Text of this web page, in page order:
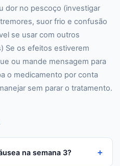
dor no pescoço (investigar
suor frio e confusão
se usar com outros
Se os efeitos estiverem
ou mande mensagem para
o medicamento por conta
sem parar o tratamento.
na semana 3? +